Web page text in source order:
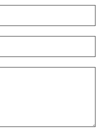
dispositivo clave
del proceso
uno de los